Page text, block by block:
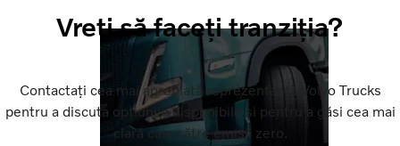
Vreți să faceți tranziția?
Contactați cea mai apropiată reprezentanță Volvo Trucks
pentru a discuta opțiunile disponibile și pentru a găsi cea mai
clară cale către emisii zero.